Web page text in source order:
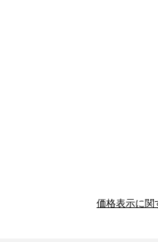
価格表示に関